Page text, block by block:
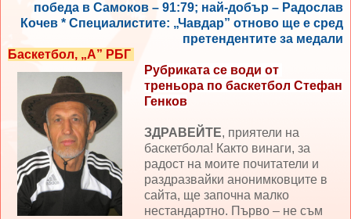
победа в Самоков – 91:79; най-добър – Радослав
Кочев * Специалистите: „Чавдар” отново ще е сред
претендентите за медали
Баскетбол, „А” РБГ
Рубриката се води от
треньора по баскетбол Стефан
Генков
ЗДРАВЕЙТЕ, приятели на
баскетбола! Както винаги, за
радост на моите почитатели и
раздразвайки анонимковците в
сайта, ще започна малко
нестандартно. Първо – не съм